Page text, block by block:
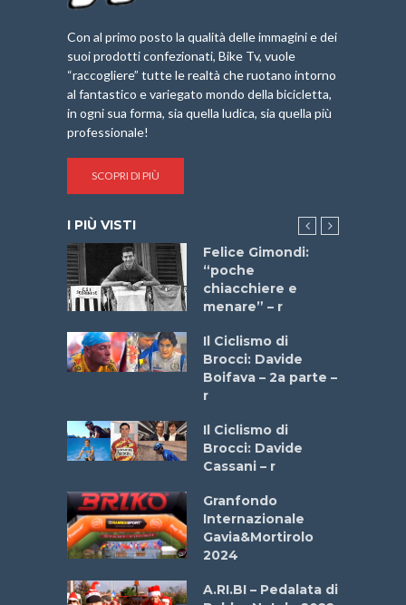
Con al primo posto la qualità delle immagini e dei
suoi prodotti confezionati, Bike Tv, vuole
“raccogliere” tutte le realtà che ruotano intorno
al fantastico e variegato mondo della bicicletta,
in ogni sua forma, sia quella ludica, sia quella più
professionale!
SCOPRI DI PIÙ
I PIÙ VISTI
Felice Gimondi:
“poche
chiacchiere e
menare” – r
Il Ciclismo di
Brocci: Davide
Boifava – 2a parte –
r
Il Ciclismo di
Brocci: Davide
Cassani – r
Granfondo
Internazionale
Gavia&Mortirolo
2024
A.RI.BI – Pedalata di